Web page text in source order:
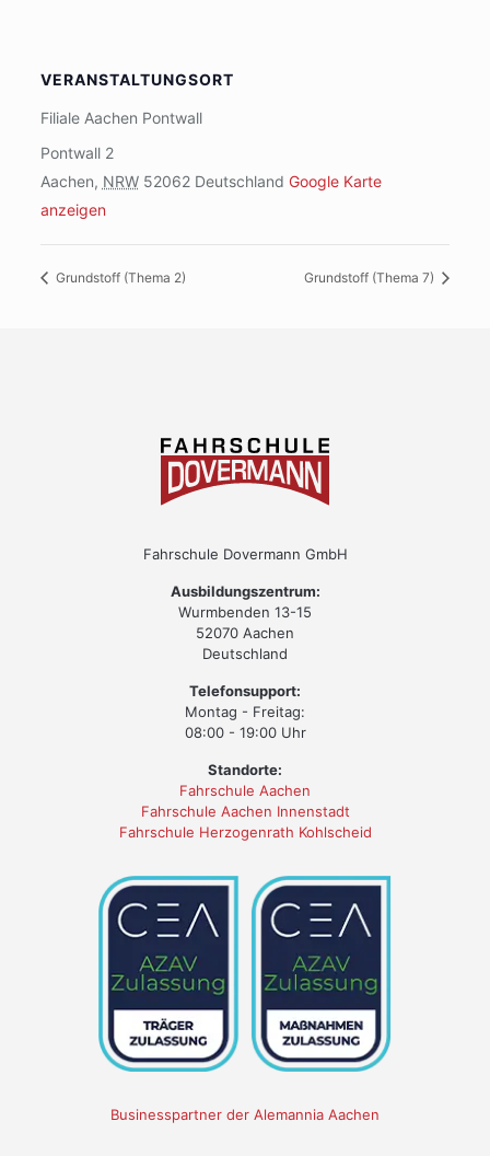
VERANSTALTUNGSORT
Filiale Aachen Pontwall
Pontwall 2
Aachen, NRW 52062 Deutschland Google Karte
anzeigen
Grundstoff (Thema 2) Grundstoff (Thema 7)
Fahrschule Dovermann GmbH
Ausbildungszentrum:
Wurmbenden 13-15
52070 Aachen
Deutschland
Telefonsupport:
Montag - Freitag:
08:00 - 19:00 Uhr
Standorte:
Fahrschule Aachen
Fahrschule Aachen Innenstadt
Fahrschule Herzogenrath Kohlscheid
Businesspartner der Alemannia Aachen